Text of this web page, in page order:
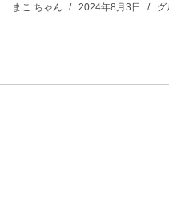
まこ ちゃん
2024年8月3日 グ